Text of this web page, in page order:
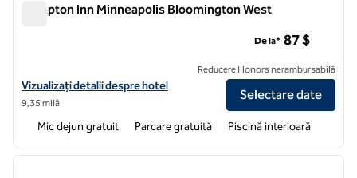
Hampton Inn Minneapolis Bloomington West
Vizualizați detaliile hotelului Hampton Inn Minneapolis Bloomington
Vizualizați detalii despre hotel
9,35 milă
De la* 87 $
Reducere Honors nerambursabilă
Selectare date
Mic dejun gratuit Parcare gratuită Piscină interioară
1 din 12